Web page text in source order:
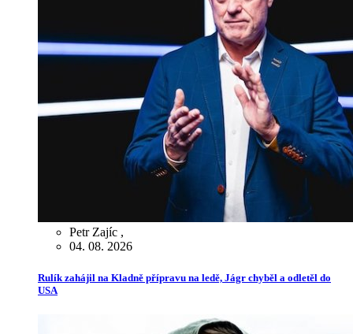
Petr Zajíc ,
04. 08. 2026
Rulík zahájil na Kladně přípravu na ledě, Jágr chyběl a odletěl do
USA